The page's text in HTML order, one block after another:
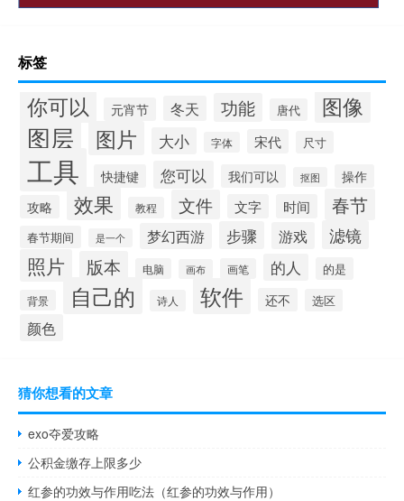
标签
你可以 元宵节 冬天 功能 唐代 图像
图层 图片 大小 字体 宋代 尺寸
工具 快捷键 您可以 我们可以 抠图
操作
攻略
效果 教程 文件 文字 时间 春节
春节期间 是一个 梦幻西游 步骤 游戏 滤镜
照片 版本 电脑 画布 画笔 的人 的是
背景 自己的 诗人 软件 还不 选区
颜色
猜你想看的文章
exo夺爱攻略
公积金缴存上限多少
红参的功效与作用吃法（红参的功效与作用）